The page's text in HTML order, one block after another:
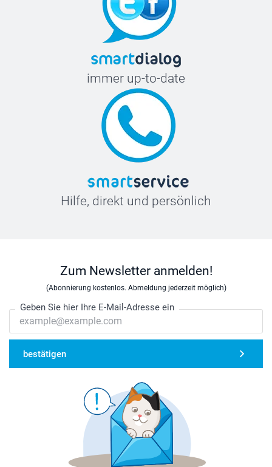
immer up-to-date
Hilfe, direkt und persönlich
Zum Newsletter anmelden!
(Abonnierung kostenlos. Abmeldung jederzeit möglich)
Geben Sie hier Ihre E-Mail-Adresse ein
bestätigen